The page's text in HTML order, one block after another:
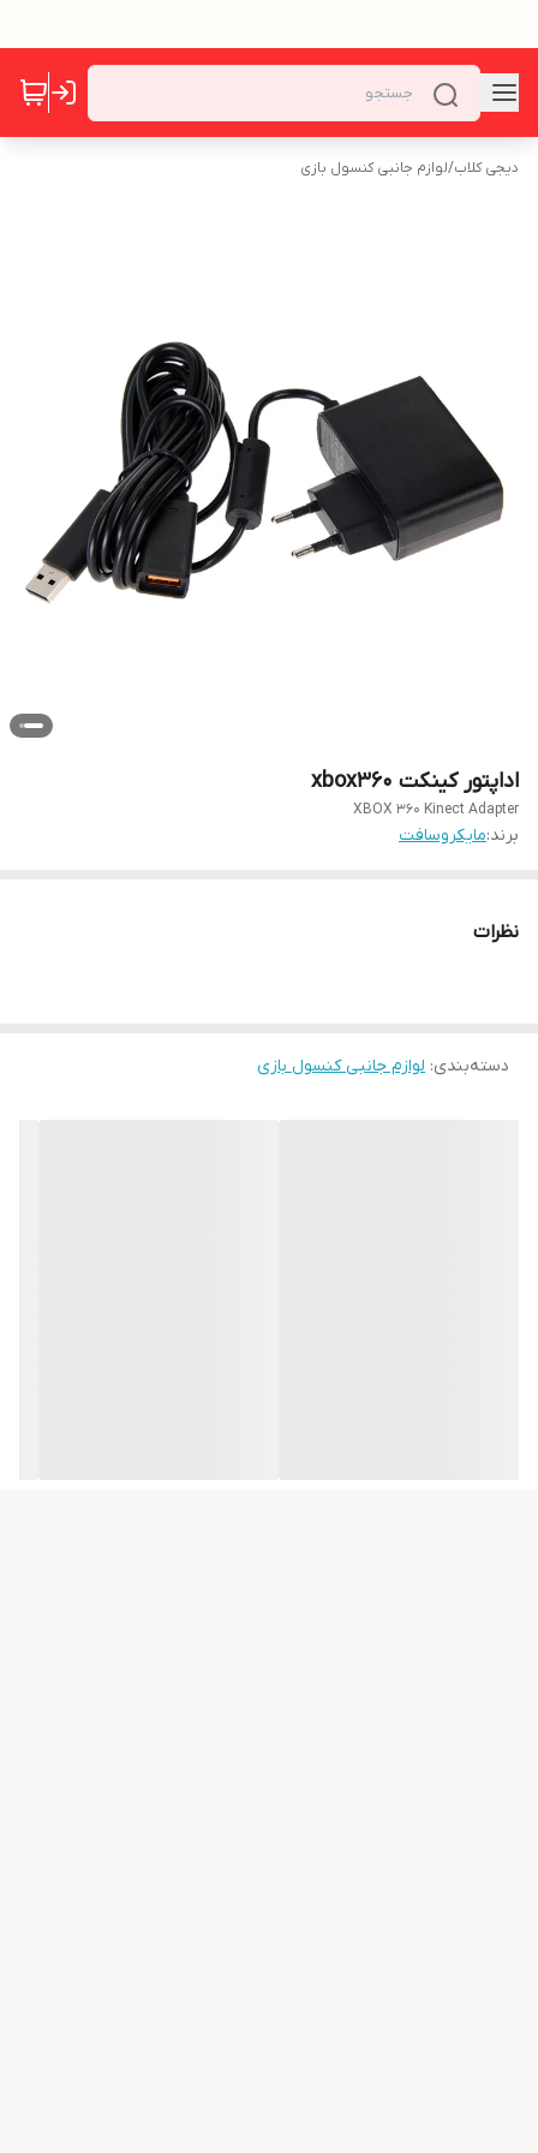
دیجی کلاب/لوازم جانبی کنسول بازی
اداپتور کینکت xbox360
XBOX 360 Kinect Adapter
برند:مایکروسافت
نظرات
دسته‌بندی: لوازم جانبی کنسول بازی